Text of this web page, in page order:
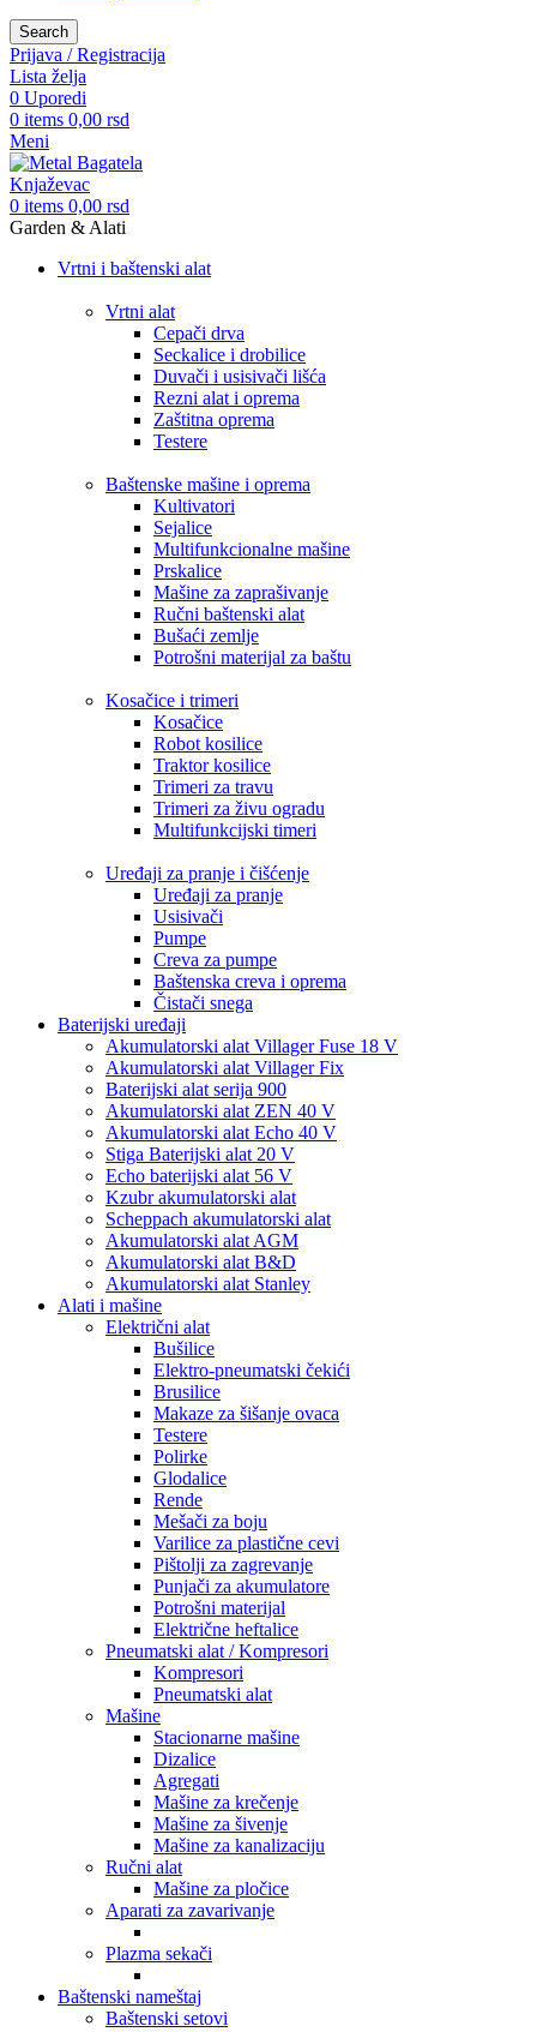
Search
Prijava / Registracija
Lista želja
0 Uporedi
0 items 0,00 rsd
Meni
0 items 0,00 rsd
Garden & Alati
Vrtni i baštenski alat
Vrtni alat
Cepači drva
Seckalice i drobilice
Duvači i usisivači lišća
Rezni alat i oprema
Zaštitna oprema
Testere
Baštenske mašine i oprema
Kultivatori
Sejalice
Multifunkcionalne mašine
Prskalice
Mašine za zaprašivanje
Ručni baštenski alat
Bušaći zemlje
Potrošni materijal za baštu
Kosačice i trimeri
Kosačice
Robot kosilice
Traktor kosilice
Trimeri za travu
Trimeri za živu ogradu
Multifunkcijski timeri
Uređaji za pranje i čišćenje
Uređaji za pranje
Usisivači
Pumpe
Creva za pumpe
Baštenska creva i oprema
Čistači snega
Baterijski uređaji
Akumulatorski alat Villager Fuse 18 V
Akumulatorski alat Villager Fix
Baterijski alat serija 900
Akumulatorski alat ZEN 40 V
Akumulatorski alat Echo 40 V
Stiga Baterijski alat 20 V
Echo baterijski alat 56 V
Kzubr akumulatorski alat
Scheppach akumulatorski alat
Akumulatorski alat AGM
Akumulatorski alat B&D
Akumulatorski alat Stanley
Alati i mašine
Električni alat
Bušilice
Elektro-pneumatski čekići
Brusilice
Makaze za šišanje ovaca
Testere
Polirke
Glodalice
Rende
Mešači za boju
Varilice za plastične cevi
Pištolji za zagrevanje
Punjači za akumulatore
Potrošni materijal
Električne heftalice
Pneumatski alat / Kompresori
Kompresori
Pneumatski alat
Mašine
Stacionarne mašine
Dizalice
Agregati
Mašine za krečenje
Mašine za šivenje
Mašine za kanalizaciju
Ručni alat
Mašine za pločice
Aparati za zavarivanje
Plazma sekači
Baštenski nameštaj
Baštenski setovi